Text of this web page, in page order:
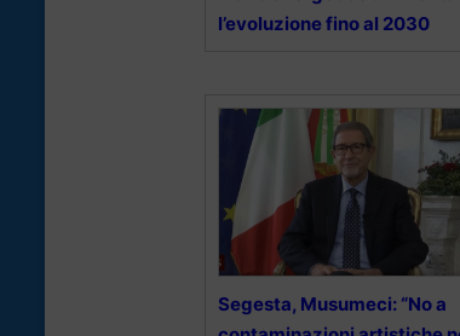
l’evoluzione fino al 2030
Segesta, Musumeci: “No a